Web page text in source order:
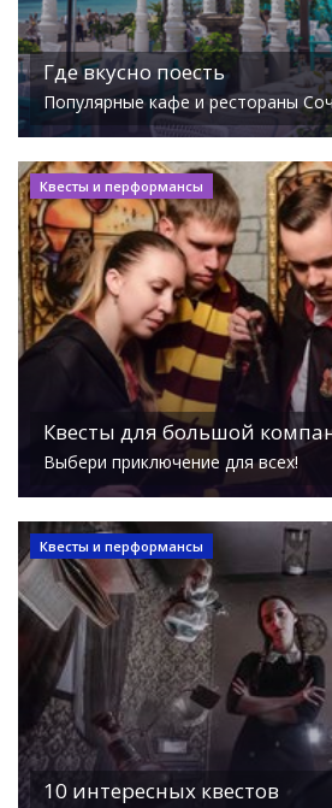
Где вкусно поесть
Популярные кафе и рестораны
Квесты и перформансы
Квесты для большой
Выбери приключение для всех!
Квесты и перформансы
10 интересных квестов